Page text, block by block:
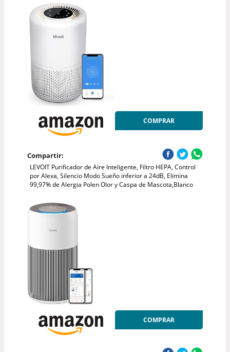
COMPRAR
Compartir:
LEVOIT Purificador de Aire Inteligente, Filtro HEPA, Control
por Alexa, Silencio Modo Sueño inferior a 24dB, Elimina
99,97% de Alergia Polen Olor y Caspa de Mascota,Blanco
COMPRAR